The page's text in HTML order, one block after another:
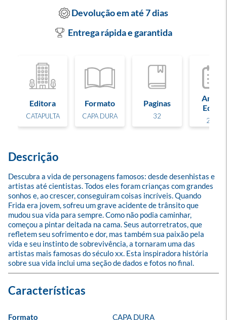
Devolução em até 7 dias
Entrega rápida e garantida
Editora
CATAPULTA
Formato
CAPA DURA
Paginas
32
Ano de
Edição
2021
Descrição
Descubra a vida de personagens famosos: desde desenhistas e
artistas até cientistas. Todos eles foram crianças com grandes
sonhos e, ao crescer, conseguiram coisas incríveis. Quando
Frida era jovem, sofreu um grave acidente de trânsito que
mudou sua vida para sempre. Como não podia caminhar,
começou a pintar deitada na cama. Seus autorretratos, que
refletem seu sofrimento e dor, mas também sua paixão pela
vida e seu instinto de sobrevivência, a tornaram uma das
artistas mais famosas do século xx. Esta inspiradora história
sobre sua vida inclui uma seção de dados e fotos no final.
Formato
CAPA DURA